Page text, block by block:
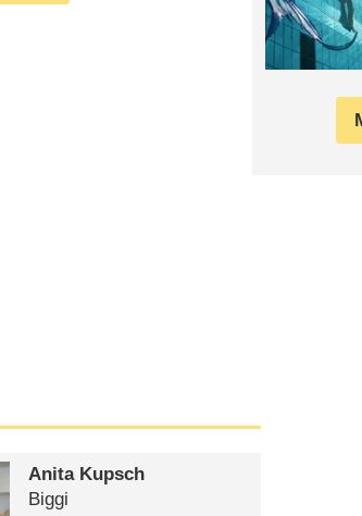
Anita Kupsch
Biggi